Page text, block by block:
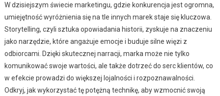
W dzisiejszym świecie marketingu, gdzie konkurencja jest ogromna,
umiejętność wyróżnienia się na tle innych marek staje się kluczowa.
Storytelling, czyli sztuka opowiadania historii, zyskuje na znaczeniu
jako narzędzie, które angażuje emocje i buduje silne więzi z
odbiorcami. Dzięki skutecznej narracji, marka może nie tylko
komunikować swoje wartości, ale także dotrzeć do serc klientów, co
w efekcie prowadzi do większej lojalności i rozpoznawalności.
Odkryj, jak wykorzystać tę potężną technikę, aby wzmocnić swoją